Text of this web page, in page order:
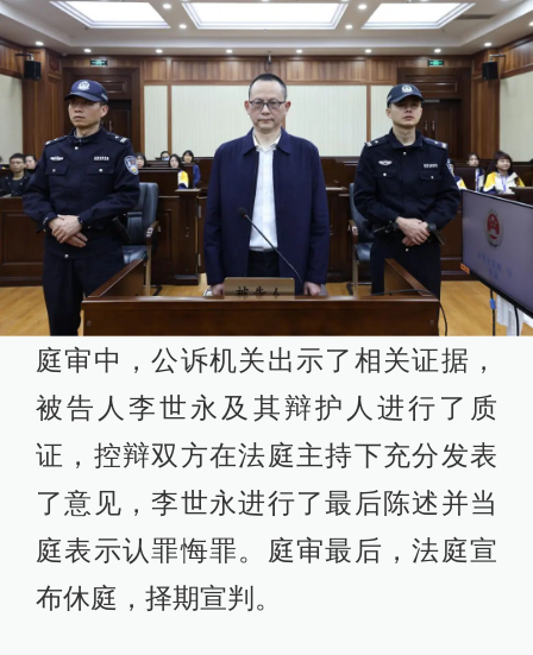
庭审中，公诉机关出示了相关证据，
被告人李世永及其辩护人进行了质
证，控辩双方在法庭主持下充分发表
了意见，李世永进行了最后陈述并当
庭表示认罪悔罪。庭审最后，法庭宣
布休庭，择期宣判。